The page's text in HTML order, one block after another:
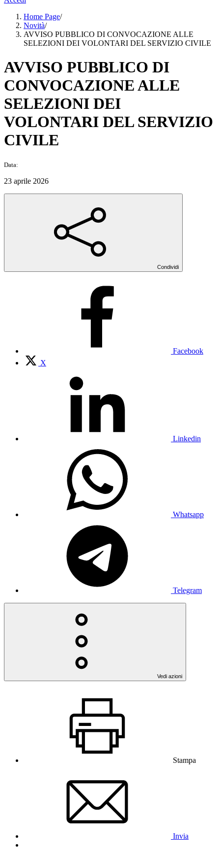
Home Page/
Novità/
AVVISO PUBBLICO DI CONVOCAZIONE ALLE
SELEZIONI DEI VOLONTARI DEL SERVIZIO CIVILE
AVVISO PUBBLICO DI
CONVOCAZIONE ALLE
SELEZIONI DEI
VOLONTARI DEL SERVIZIO
CIVILE
Data:
23 aprile 2026
Condividi
Facebook
X
Linkedin
Whatsapp
Telegram
Vedi azioni
Stampa
Invia